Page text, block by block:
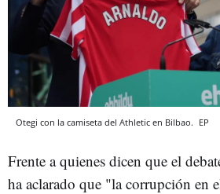
Otegi con la camiseta del Athletic en Bilbao. EP
Frente a quienes dicen que el
ha aclarado que "la corrupción en